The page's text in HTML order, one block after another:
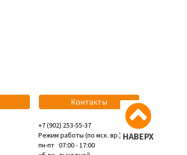
НАВЕРХ
Контакты
+7 (902) 253-55-37
Режим работы (по мск. вр.):
пн-пт 07:00 - 17:00